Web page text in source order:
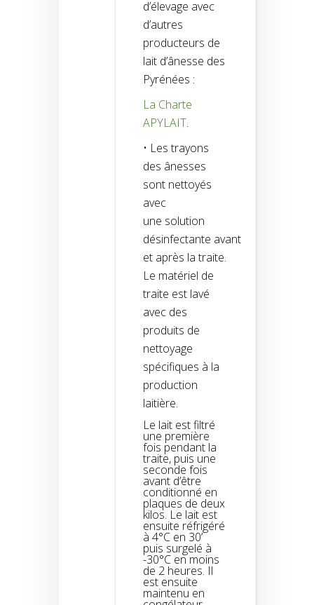
d’élevage avec
d’autres
producteurs de
lait d’ânesse des
Pyrénées :
La Charte
APYLAIT.
• Les trayons
des ânesses
sont nettoyés
avec
une solution
désinfectante avant
et après la traite.
Le matériel de
traite est lavé
avec des
produits de
nettoyage
spécifiques à la
production
laitière.
Le lait est filtré
une première
fois pendant la
traite, puis une
seconde fois
avant d’être
conditionné en
plaques de deux
kilos. Le lait est
ensuite réfrigéré
à 4°C en 30’
puis surgelé à
-30°C en moins
de 2 heures. Il
est ensuite
maintenu en